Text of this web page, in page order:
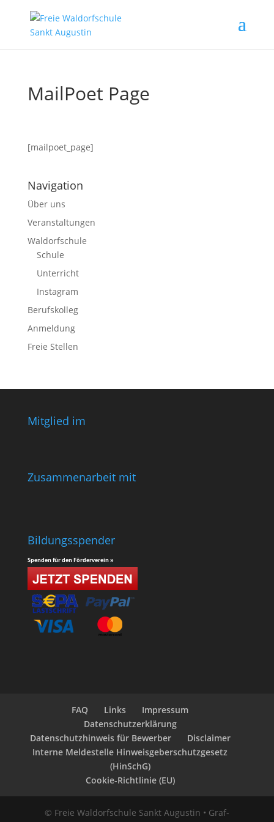
MailPoet Page
[mailpoet_page]
Navigation
Über uns
Veranstaltungen
Waldorfschule
Schule
Unterricht
Instagram
Berufskolleg
Anmeldung
Freie Stellen
Mitglied im
Zusammenarbeit mit
Bildungsspender
Spenden für den Förderverein »
FAQ Links
Impressum
Datenschutzerklärung
Datenschutzhinweis für Bewerber
Disclaimer
Interne Meldestelle Hinweisgeberschutzgesetz
(HinSchG)
Cookie-Richtlinie (EU)
© Freie Waldorfschule Sankt Augustin • Graf-